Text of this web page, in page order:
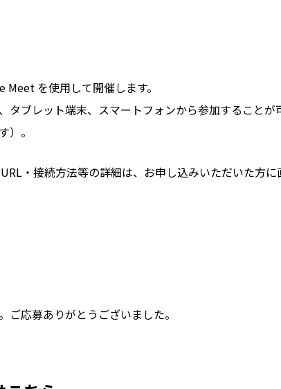
を使用して開催します。
タブレット端末、スマートフォンから参加すること
）。
・接続方法等の詳細は、お申し込みいただいた方
ご応募ありがとうございました。